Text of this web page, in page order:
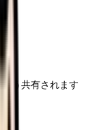
う共有されます